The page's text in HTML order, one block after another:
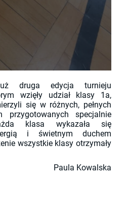
druga edycja turnieju
wzięły udział klasy 1a,
się w różnych, pełnych
przygotowanych specjalnie
klasa wykazała się
i świetnym duchem
wszystkie klasy otrzymały
Paula Kowalska